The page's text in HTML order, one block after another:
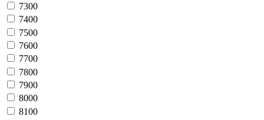
7300
7400
7500
7600
7700
7800
7900
8000
8100